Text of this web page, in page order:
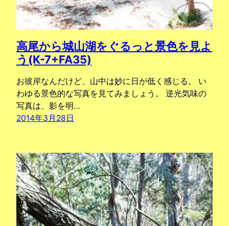
高尾から城山湖をぐるっと景色を見よ
う(K-7+FA35)
お彼岸なんだけど、山中は妙に日が低く感じる。 い
わゆる景色的な写真を見てみましょう。 逆光気味の
写真は、影を明…
2014年3月28日